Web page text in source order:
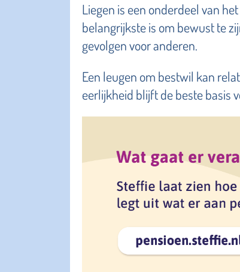
Liegen is een onderdeel van
belangrijkste is om bewust te
gevolgen voor anderen.
Een leugen om bestwil kan
eerlijkheid blijft de beste basis